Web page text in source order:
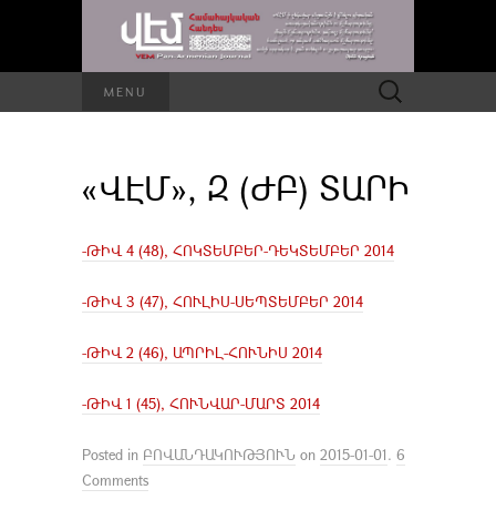
MENU Որոնել՝
«ՎԷՄ», Զ (ԺԲ) ՏԱՐԻ
-ԹԻՎ 4 (48), ՀՈԿՏԵՄԲԵՐ-ԴԵԿՏԵՄԲԵՐ 2014
-ԹԻՎ 3 (47), ՀՈՒԼԻՍ-ՍԵՊՏԵՄԲԵՐ 2014
-ԹԻՎ 2 (46), ԱՊՐԻԼ-ՀՈՒՆԻՍ 2014
-ԹԻՎ 1 (45), ՀՈՒՆՎԱՐ-ՄԱՐՏ 2014
Posted in ԲՈՎԱՆԴԱԿՈՒԹՅՈՒՆ on 2015-01-01. 6
Comments